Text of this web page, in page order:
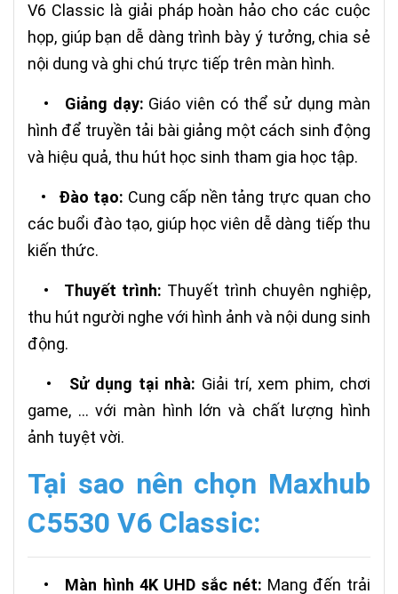
V6 Classic là giải pháp hoàn hảo cho các cuộc
họp, giúp bạn dễ dàng trình bày ý tưởng, chia sẻ
nội dung và ghi chú trực tiếp trên màn hình.
• Giảng dạy: Giáo viên có thể sử dụng màn
hình để truyền tải bài giảng một cách sinh động
và hiệu quả, thu hút học sinh tham gia học tập.
• Đào tạo: Cung cấp nền tảng trực quan cho
các buổi đào tạo, giúp học viên dễ dàng tiếp thu
kiến thức.
• Thuyết trình: Thuyết trình chuyên nghiệp,
thu hút người nghe với hình ảnh và nội dung sinh
động.
• Sử dụng tại nhà: Giải trí, xem phim, chơi
game, ... với màn hình lớn và chất lượng hình
ảnh tuyệt vời.
Tại sao nên chọn Maxhub
C5530 V6 Classic:
• Màn hình 4K UHD sắc nét: Mang đến trải